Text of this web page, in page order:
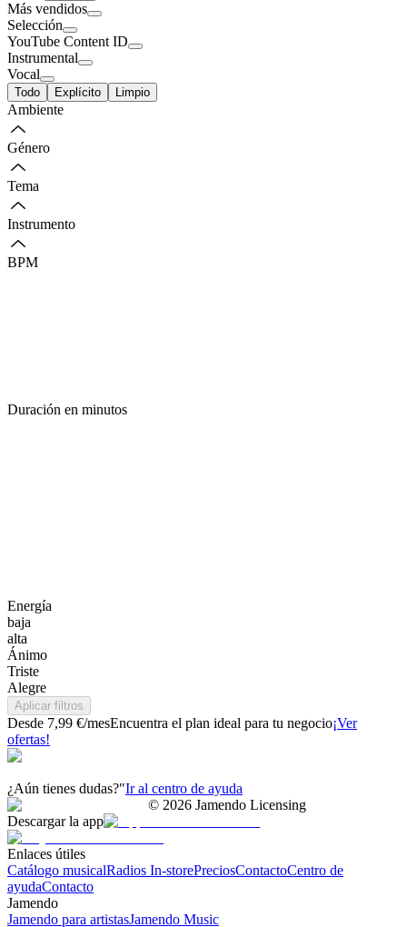
Más vendidos
Selección
YouTube Content ID
Instrumental
Vocal
Todo Explícito Limpio
Ambiente
Género
Tema
Instrumento
BPM
Duración en minutos
Energía
baja
alta
Ánimo
Triste
Alegre
Aplicar filtros
Desde 7,99 €/mesEncuentra el plan ideal para tu negocio¡Ver
ofertas!
¿Aún tienes dudas?"Ir al centro de ayuda
© 2026 Jamendo Licensing
Descargar la app
Enlaces útiles
Catálogo musicalRadios In-storePreciosContactoCentro de
ayudaContacto
Jamendo
Jamendo para artistasJamendo Music